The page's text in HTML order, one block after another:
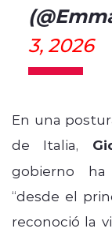
3, 2026
En una
de Italia,
gobierno ha
“desde el
reconoció la